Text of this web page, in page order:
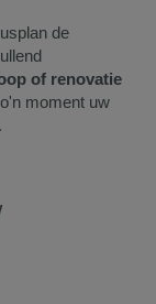
de
of renovatie
moment uw